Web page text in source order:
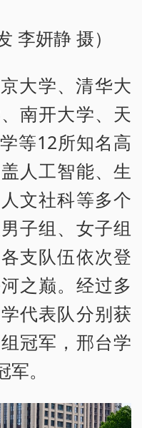
李妍静 摄）
大学、清华大
南开大学、天
等12所知名高
人工智能、生
文社科等多个
子组、女子组
支队伍依次登
之巅。经过多
代表队分别获
冠军，邢台学
。